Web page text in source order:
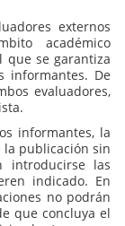
externos
académico
que se garantiza
informantes. De
evaluadores,
informantes, la
la publicación sin
introducirse las
indicado. En
no podrán
que concluya el